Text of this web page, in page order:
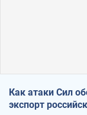
Как атаки Сил
экспорт